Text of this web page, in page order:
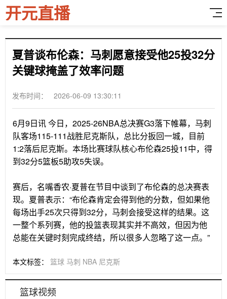
开元直播
夏普谈布伦森：马刺愿意接受他25投32分
关键球掩盖了效率问题
发布时间： 2026-06-09 13:30:11
6月9日讯今日，2025-26NBA总决赛G3落下帷幕，马刺
队客场115-111战胜尼克斯队，总比分扳回一城，目前
1:2落后尼克斯。本场比赛球队核心布伦森25投11中，得
到32分5篮板5助攻5失误。
赛后，名嘴香农·夏普在节目中谈到了布伦森的总决赛表
现。夏普表示：“布伦森肯定会得到他的分数，但如果他
每场出手25次只得到32分，马刺会接受这样的结果。这
一整个系列赛，他的投篮表现其实并不高效，但因为他
总能在关键时刻完成终结，所以很多人忽略了这一点。”
本文标签： 篮球 马刺 NBA 尼克斯
篮球视频